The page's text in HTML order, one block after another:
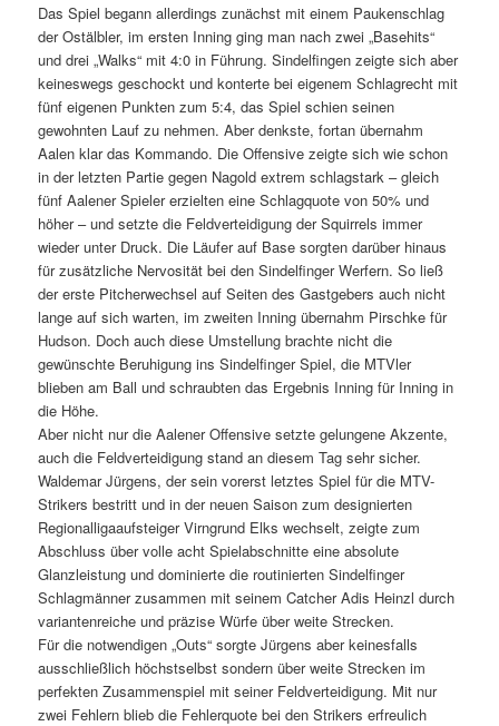
Das Spiel begann allerdings zunächst mit einem Paukenschlag
der Ostälbler, im ersten Inning ging man nach zwei „Basehits“
und drei „Walks“ mit 4:0 in Führung. Sindelfingen zeigte sich aber
keineswegs geschockt und konterte bei eigenem Schlagrecht mit
fünf eigenen Punkten zum 5:4, das Spiel schien seinen
gewohnten Lauf zu nehmen. Aber denkste, fortan übernahm
Aalen klar das Kommando. Die Offensive zeigte sich wie schon
in der letzten Partie gegen Nagold extrem schlagstark – gleich
fünf Aalener Spieler erzielten eine Schlagquote von 50% und
höher – und setzte die Feldverteidigung der Squirrels immer
wieder unter Druck. Die Läufer auf Base sorgten darüber hinaus
für zusätzliche Nervosität bei den Sindelfinger Werfern. So ließ
der erste Pitcherwechsel auf Seiten des Gastgebers auch nicht
lange auf sich warten, im zweiten Inning übernahm Pirschke für
Hudson. Doch auch diese Umstellung brachte nicht die
gewünschte Beruhigung ins Sindelfinger Spiel, die MTVler
blieben am Ball und schraubten das Ergebnis Inning für Inning in
die Höhe.
Aber nicht nur die Aalener Offensive setzte gelungene Akzente,
auch die Feldverteidigung stand an diesem Tag sehr sicher.
Waldemar Jürgens, der sein vorerst letztes Spiel für die MTV-
Strikers bestritt und in der neuen Saison zum designierten
Regionalligaaufsteiger Virngrund Elks wechselt, zeigte zum
Abschluss über volle acht Spielabschnitte eine absolute
Glanzleistung und dominierte die routinierten Sindelfinger
Schlagmänner zusammen mit seinem Catcher Adis Heinzl durch
variantenreiche und präzise Würfe über weite Strecken.
Für die notwendigen „Outs“ sorgte Jürgens aber keinesfalls
ausschließlich höchstselbst sondern über weite Strecken im
perfekten Zusammenspiel mit seiner Feldverteidigung. Mit nur
zwei Fehlern blieb die Fehlerquote bei den Strikers erfreulich